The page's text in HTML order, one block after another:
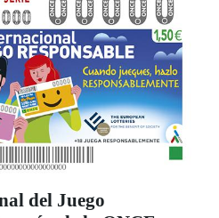
del Juego